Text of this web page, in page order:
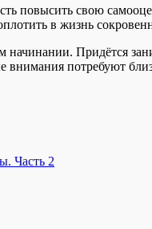
повысить свою
в жизнь
начинании. Придётся
потребуют
Часть 2